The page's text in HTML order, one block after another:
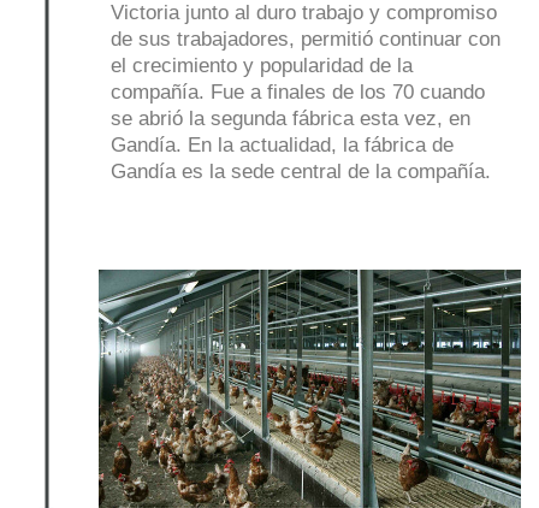
Victoria junto al duro trabajo y compromiso
de sus trabajadores, permitió continuar con
el crecimiento y popularidad de la
compañía. Fue a finales de los 70 cuando
se abrió la segunda fábrica esta vez, en
Gandía. En la actualidad, la fábrica de
Gandía es la sede central de la compañía.